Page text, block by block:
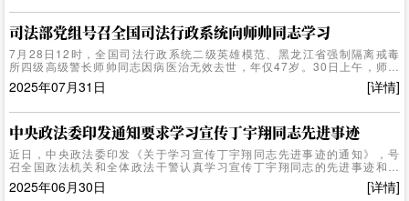
获“全国司法行政系统一级英雄模范”“江西省人民满意的公务员”等称号。通
知指出，从警35年来，温向红同志始终牢记初心使命，忠实践行入警誓
言，以对党忠诚的政治品格、心系群众的为民情怀、精益求精的职业精
神、迎难而上的斗争意志，把满腔热血倾注到监狱事业中。温向红同志是
政法系统深入学习贯彻习...
司法部党组号召全国司法行政系统向师帅同志学习
7月28日12时，全国司法行政系统二级英雄模范、黑龙江省强制隔离戒毒
所四级高级警长师帅同志因病医治无效去世，年仅47岁。30日上午，师帅
同志遗体告别仪式在哈尔滨举行。受司法部党组委派，司法部政治部、戒
毒管理局负责同志参加告别仪式，并看望慰问师帅同志家属。师帅同志是
近平法治思想的优秀代表，是积极投身平安中国建设的英雄模范。师帅同
志扎根基层司法行政工作24年，始终坚守入党初心，不忘从警誓言，以强
烈的事业心责任感和饱满的工作热情，在平凡的工作岗位上作出了不平凡
的工作业绩。司法部党组号召，全国司法行政系统和全体司法行政干警认
真学习宣传师帅同志的先进事...
2025年07月31日 [详情]
中央政法委印发通知要求学习宣传丁宇翔同志先进事迹
近日，中央政法委印发《关于学习宣传丁宇翔同志先进事迹的通知》，号
召全国政法机关和全体政法干警认真学习宣传丁宇翔同志的先进事迹和崇
高精神，深学笃行习近平法治思想，坚定履行党和人民赋予的职责使命，
矢志不渝做中国特色社会主义事业的建设者和捍卫者。丁宇翔同志现任北
2025年06月30日 [详情]